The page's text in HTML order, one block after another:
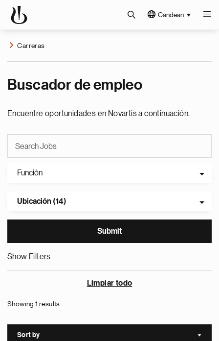
Candean
Carreras
Buscador de empleo
Encuentre oportunidades en Novartis a continuación.
Función
Ubicación (14)
Show Filters
Limpiar todo
Showing 1 results
Sort by Sort